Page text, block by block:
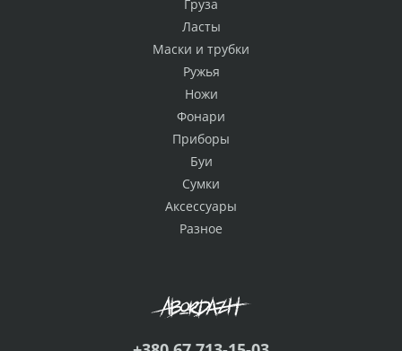
Груза
Ласты
Маски и трубки
Ружья
Ножи
Фонари
Приборы
Буи
Сумки
Аксессуары
Разное